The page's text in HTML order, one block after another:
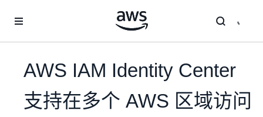
AWS IAM Identity Center
支持在多个 AWS 区域访问